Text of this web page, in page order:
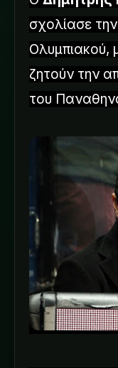
σχολίασε
Ολυμπιακού,
ζητούν την
του